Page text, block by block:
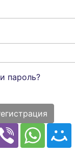
пароль?